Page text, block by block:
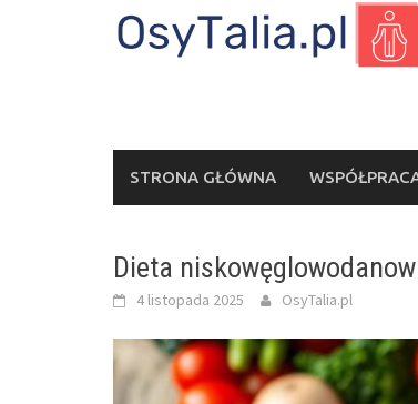
STRONA GŁÓWNA
Dieta
4 listopada 2025 OsyTalia.pl